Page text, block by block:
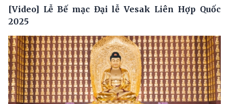
[Video] Lễ Bế mạc Đại lễ Vesak Liên Hợp Quốc
2025